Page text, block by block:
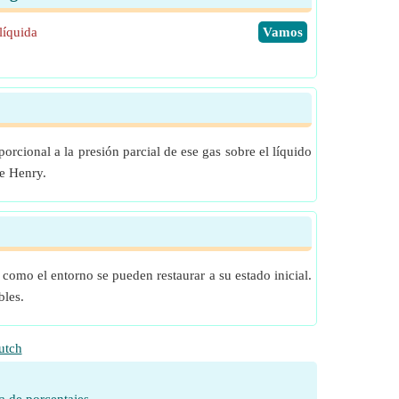
​Vamos
a la presión parcial de ese gas sobre el líquido
Henry.
el entorno se pueden restaurar a su estado inicial.